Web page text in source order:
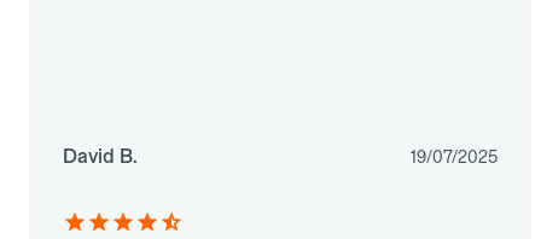
David B. 19/07/2025